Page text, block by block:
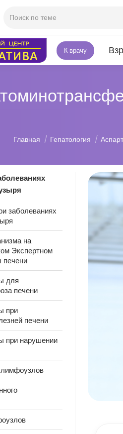
К врачу
Вы здесь:
Главная Гепатология
заболеваниях
на
Экспертном
печени
для
печени
при
печени
при нарушении